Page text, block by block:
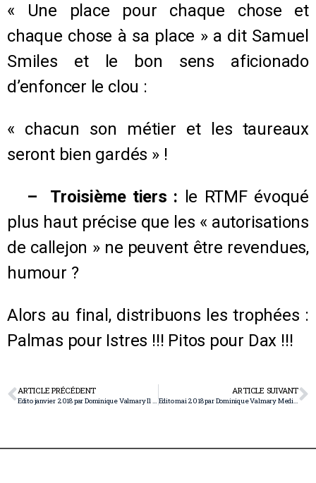
« Une place pour chaque chose et
chaque chose à sa place » a dit Samuel
Smiles et le bon sens aficionado
d’enfoncer le clou :
« chacun son métier et les taureaux
seront bien gardés » !
– Troisième tiers : le RTMF évoqué
plus haut précise que les « autorisations
de callejon » ne peuvent être revendues,
humour ?
Alors au final, distribuons les trophées :
Palmas pour Istres !!! Pitos pour Dax !!!
ARTICLE PRÉCÉDENT
Edito janvier 2018 par Dominique Valmary Il faut que les lignes bougent!
ARTICLE SUIVANT
Edito mai 2018 par Dominique Valmary Medicos